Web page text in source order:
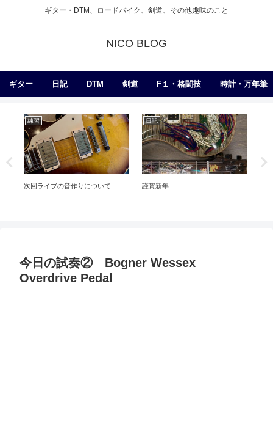
ギター・DTM、ロードバイク、剣道、その他趣味のこと
NICO BLOG
ギター 日記 DTM 剣道 F１・格闘技 時計・万年筆
練習
次回ライブの音作りについて
日記
謹賀新年
今日の試奏② Bogner Wessex
Overdrive Pedal